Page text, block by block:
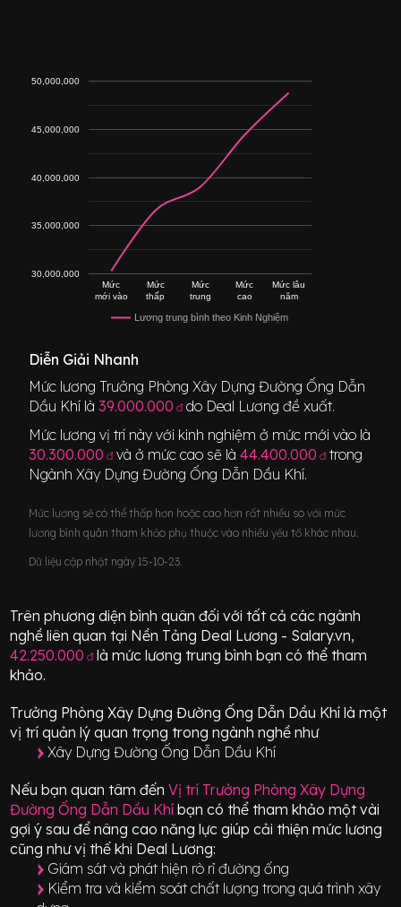
Lương trung bình theo Kinh Nghiệm
Mức
mới vào
Mức
thấp
Mức
trung
Mức
cao
Mức lâu
năm
30,000,000
35,000,000
40,000,000
45,000,000
50,000,000
Diễn Giải Nhanh
Mức lươngTrưởng Phòng Xây Dựng Đường Ống Dẫn
Dầu Khí là39.000.000 đdo Deal Lương đề xuất.
Mức lương vị trí này với kinh nghiệm ở mức mới vào là
30.300.000 đ và ở mức cao sẽ là44.400.000 đ trong
NgànhXây Dựng Đường Ống Dẫn Dầu Khí.
Mức lương sẽ có thể thấp hơn hoặc cao hơn rất nhiều so với mức
lương bình quân tham khảo phụ thuộc vào nhiều yếu tố khác nhau.
Dữ liệu cập nhật ngày 15-10-23.
Trên phương diện bình quân đối với tất cả các ngành
nghề liên quan tại Nền Tảng Deal Lương - Salary.vn,
42.250.000 đlà mức lương trung bình bạn có thể tham
khảo.
Trưởng Phòng Xây Dựng Đường Ống Dẫn Dầu Khí là một
vị tríquản lý quan trọng trong ngành nghề như
Xây Dựng Đường Ống Dẫn Dầu Khí
Nếu bạn quan tâm đến Vị trí Trưởng Phòng Xây Dựng
Đường Ống Dẫn Dầu Khí bạn có thể tham khảo một vài
gợi ý sau để nâng cao năng lực giúp cải thiện mức lương
cũng như vị thế khi Deal Lương:
Giám sát và phát hiện rò rỉ đường ống
Kiểm tra và kiểm soát chất lượng trong quá trình xây